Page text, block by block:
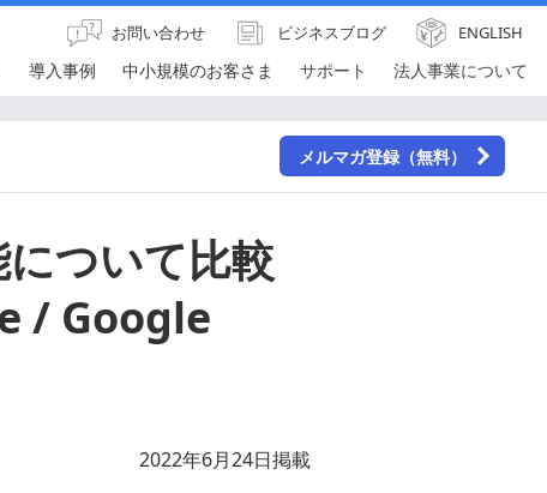
導入事例 中小規模のお客さま サポート 法人事業について
お問い合わせ ビジネスブログ ENGLISH
メルマガ登録（無料）
ついて比較
/ Google
2022年6月24日掲載